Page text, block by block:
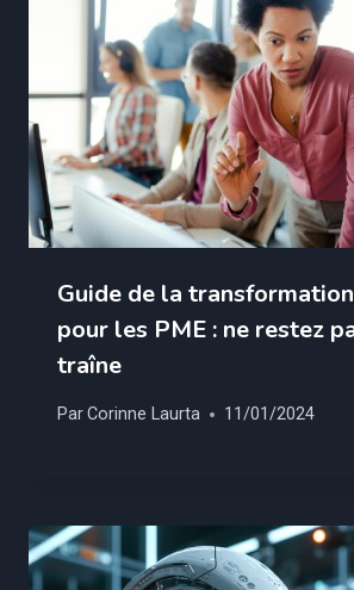
Guide de la
pour les PME : ne restez
traîne
ParCorinne Laurta 11/01/2024